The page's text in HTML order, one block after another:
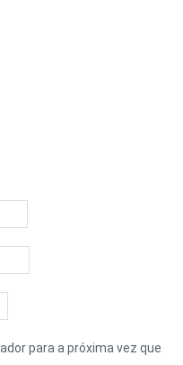
para a próxima vez que